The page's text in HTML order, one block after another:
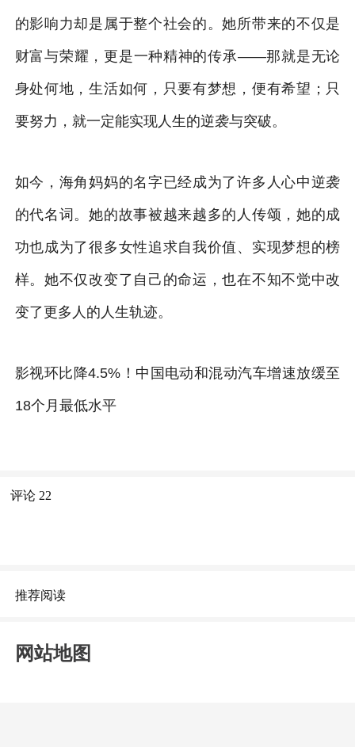
的影响力却是属于整个社会的。她所带来的不仅是
财富与荣耀，更是一种精神的传承——那就是无论
身处何地，生活如何，只要有梦想，便有希望；只
要努力，就一定能实现人生的逆袭与突破。
如今，海角妈妈的名字已经成为了许多人心中逆袭
的代名词。她的故事被越来越多的人传颂，她的成
功也成为了很多女性追求自我价值、实现梦想的榜
样。她不仅改变了自己的命运，也在不知不觉中改
变了更多人的人生轨迹。
影视环比降4.5%！中国电动和混动汽车增速放缓至
18个月最低水平
评论 22
推荐阅读
网站地图